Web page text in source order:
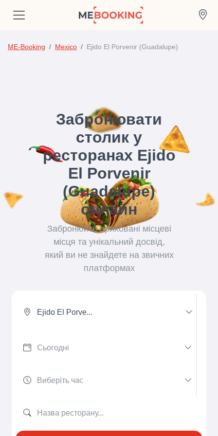
ME-Booking Mexico Ejido El Porvenir (Guadalupe)
Забронювати
столик у
ресторанах Ejido
El Porvenir
(Guadalupe)
онлайн
Забронюйте приховані місцеві
місця та унікальний досвід,
який ви не знайдете на звичних
платформах
Ejido El Porve...